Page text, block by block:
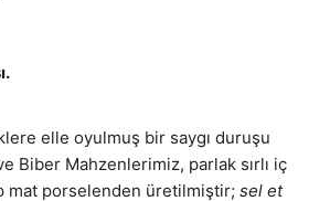
elle oyulmuş bir saygı duruşu
Biber Mahzenlerimiz, parlak sırlı iç
mat porselenden üretilmiştir; sel et